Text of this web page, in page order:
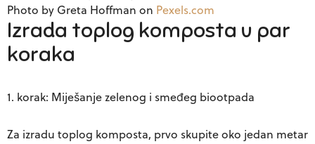
Photo by Greta Hoffman on Pexels.com
Izrada toplog komposta u par
koraka
1. korak: Miješanje zelenog i smeđeg biootpada
Za izradu toplog komposta, prvo skupite oko jedan metar